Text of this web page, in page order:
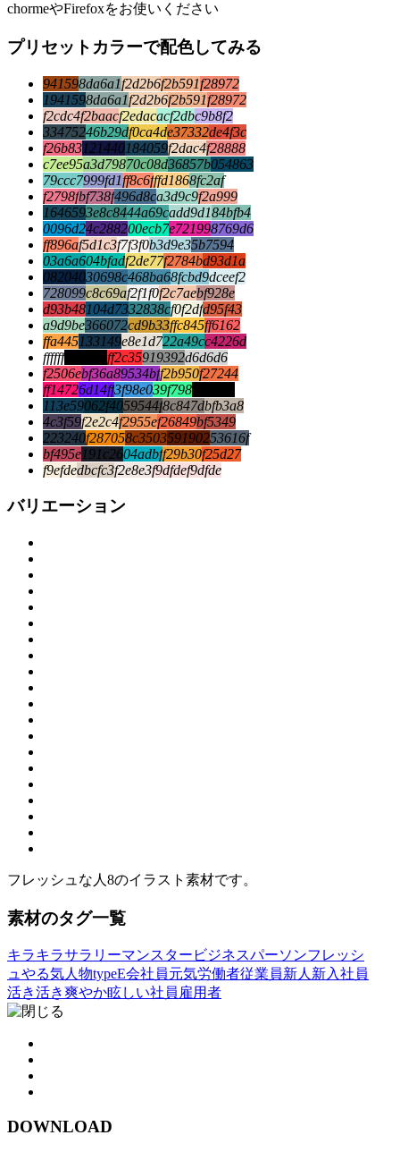
chormeやFirefoxをお使いください
プリセットカラーで配色してみる
941598da6a1f2d2b6f2b591f28972
1941598da6a1f2d2b6f2b591f28972
f2cdc4f2baacf2edacacf2dbc9b8f2
33475246b29df0ca4de37332de4f3c
f26b83121440184059f2dac4f28888
c7ee95a3d79870c08d36857b054863
79ccc7999fd1ff8c6fffd1868fc2af
f2798fbf738f496d8ca3d9c9f2a999
1646593e8c8444a69cadd9d184bfb4
0096d24c288200ecb7e721998769d6
ff896af5d1c3f7f3f0b3d9e35b7594
03a6a604bfadf2de77f2784bd93d1a
08204030698c468ba68fcbd9dceef2
728099c8c69af2f1f0f2c7aebf928e
d93b48104d7332838cf0f2dfd95f43
a9d9be366072cd9b33ffc845ff6162
ffa445133149e8e1d722a49cc4226d
ffffff
ff2c35919392d6d6d6
f2506ebf36a89534bff2b950f27244
ff14726d14ff3f98e039f798
113e59062f4059544f8c847dbfb3a8
4c3f59f2e2c4f2955ef26849bf5349
223240f287058c350359190253616f
bf495e191c2604adbff29b30f25d27
f9efdedbcfc3f2e8e3f9dfdef9dfde
バリエーション
フレッシュな人8のイラスト素材です。
素材のタグ一覧
キラキラサラリーマンスター ビジネスパーソンフレッシ
ュやる気人物typeE会社員元気労働者従業員新人新入社員
活き活き爽やか眩しい社員 雇用者
DOWNLOAD